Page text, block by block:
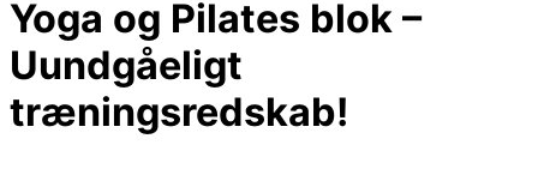
Yoga og Pilates blok –
Uundgåeligt
træningsredskab!